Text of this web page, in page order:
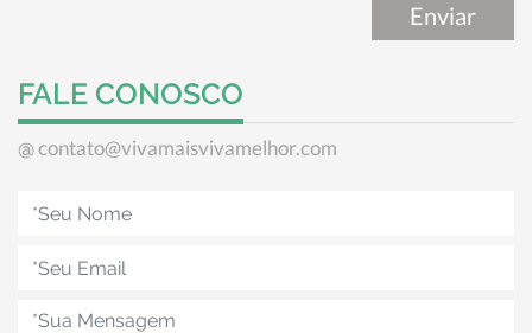
FALE CONOSCO
@contato@vivamaisvivamelhor.com